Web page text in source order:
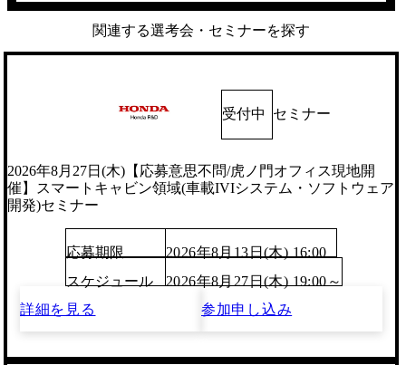
関連する選考会・セミナーを探す
受付中 セミナー
2026年8月27日(木)【応募意思不問/虎ノ門オフィス現地開
催】スマートキャビン領域(車載IVIシステム・ソフトウェア
開発)セミナー
応募期限
2026年8月13日(木) 16:00
スケジュール
2026年8月27日(木) 19:00～
詳細を見る
参加申し込み